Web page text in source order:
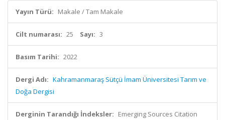
Yayın Türü: Makale / Tam Makale
Cilt numarası: 25 Sayı: 3
Basım Tarihi: 2022
Dergi Adı: Kahramanmaraş Sütçü İmam Üniversitesi Tarım ve
Doğa Dergisi
Derginin Tarandığı İndeksler: Emerging Sources Citation